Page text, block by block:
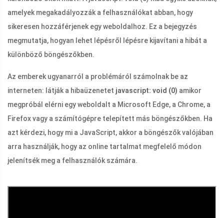
amelyek megakadályozzák a felhasználókat abban, hogy
sikeresen hozzáférjenek egy weboldalhoz. Ez a bejegyzés
megmutatja, hogyan lehet lépésről lépésre kijavítani a hibát a
különböző böngészőkben.
Az emberek ugyanarról a problémáról számolnak be az
interneten: látják a hibaüzenetet javascript: void (0) amikor
megpróbál elérni egy weboldalt a Microsoft Edge, a Chrome, a
Firefox vagy a számítógépre telepített más böngészőkben. Ha
azt kérdezi, hogy mi a JavaScript, akkor a böngészők valójában
arra használják, hogy az online tartalmat megfelelő módon
jelenítsék meg a felhasználók számára.